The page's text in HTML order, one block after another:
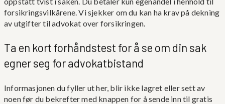
forsikringsvilkårene. Vi sjekker om du kan ha krav på dekning
av utgifter til advokat over forsikringen.
Ta en kort forhåndstest for å se om din sak
egner seg for advokatbistand
Informasjonen du fyller ut her, blir ikke lagret eller sett av
noen før du bekrefter med knappen for å sende inn til gratis